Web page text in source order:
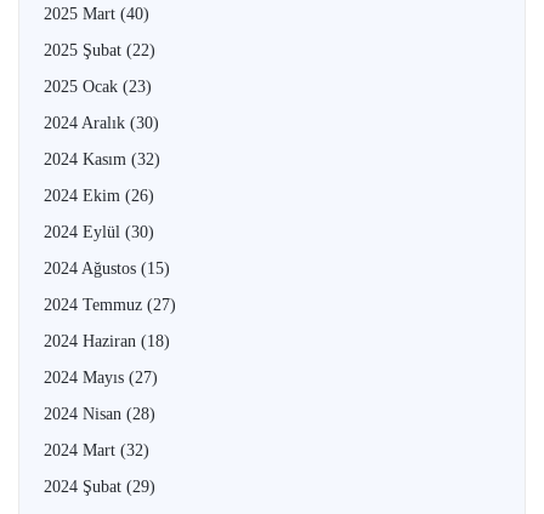
2025 Mart (40)
2025 Şubat (22)
2025 Ocak (23)
2024 Aralık (30)
2024 Kasım (32)
2024 Ekim (26)
2024 Eylül (30)
2024 Ağustos (15)
2024 Temmuz (27)
2024 Haziran (18)
2024 Mayıs (27)
2024 Nisan (28)
2024 Mart (32)
2024 Şubat (29)